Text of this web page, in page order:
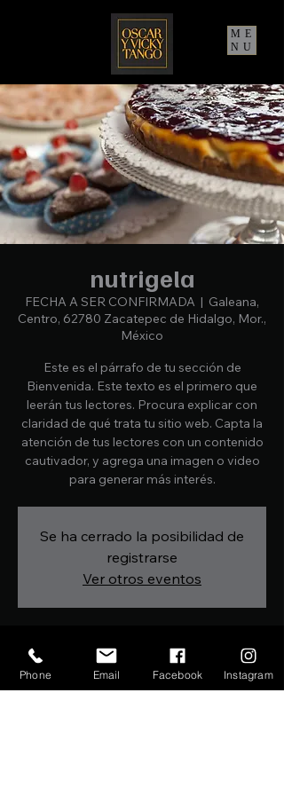
ME
NU
nutrigela
FECHA A SER CONFIRMADA
  |
Galeana,
Centro, 62780 Zacatepec de Hidalgo, Mor.,
México
Este es el párrafo de tu sección de
Bienvenida. Este texto es el primero que
leerán tus lectores. Procura explicar con
claridad de qué trata tu sitio web. Capta la
atención de tus lectores con un contenido
cautivador, y agrega una imagen o video
para generar más interés.
Se ha cerrado la posibilidad de
registrarse
Ver otros eventos
Horario y ubicación
FECHA A SER CONFIRMADA
Phone Email Facebook Instagram